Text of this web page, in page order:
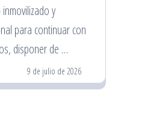
y
para continuar con
disponer de …
9 de julio de 2026